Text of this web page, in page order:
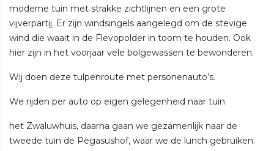
moderne tuin met strakke zichtlijnen en een grote
vijverpartij. Er zijn windsingels aangelegd om de stevige
wind die waait in de Flevopolder in toom te houden. Ook
hier zijn in het voorjaar vele bolgewassen te bewonderen.
Wij doen deze tulpenroute met personenauto’s.
We rijden per auto op eigen gelegenheid naar tuin
het Zwaluwhuis, daarna gaan we gezamenlijk naar de
tweede tuin de Pegasushof, waar we de lunch gebruiken.